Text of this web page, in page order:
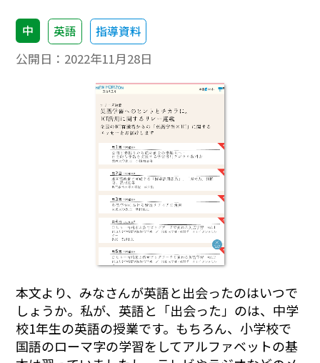
中 英語 指導資料
公開日： 2022年11月28日
本文より、 みなさんが英語と出会ったのはいつで
しょうか。私が、英語と「出会った」のは、中学
校1年生の英語の授業です。もちろん、小学校で
国語のローマ字の学習をしてアルファベットの基